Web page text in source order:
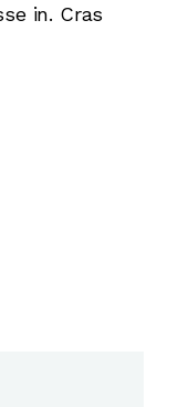
in. Cras